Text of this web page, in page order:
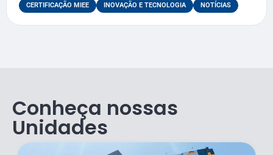
CERTIFICAÇÃO MIEE INOVAÇÃO E TECNOLOGIA NOTÍCIAS
Conheça nossas
Unidades